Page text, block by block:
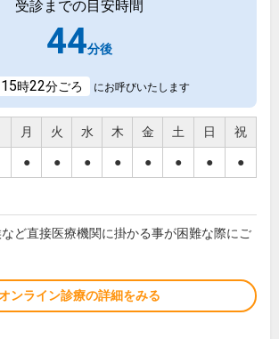
受診までの目安時間
44分後
15時22分ごろ にお呼びいたします
月 火 水 木 金 土 日 祝
● ● ● ● ● ● ● ●
ど直接医療機関に掛かる事が困難な際にご
ンライン診療の詳細をみる